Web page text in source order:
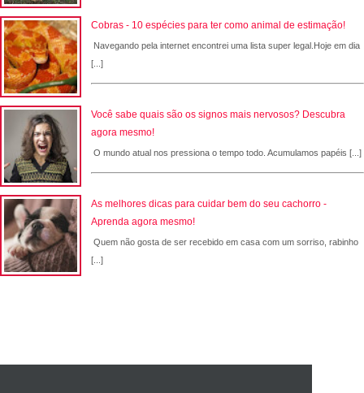
Cobras - 10 espécies para ter como animal de estimação!
Navegando pela internet encontrei uma lista super legal.Hoje em dia
[...]
Você sabe quais são os signos mais nervosos? Descubra
agora mesmo!
O mundo atual nos pressiona o tempo todo. Acumulamos papéis [...]
As melhores dicas para cuidar bem do seu cachorro -
Aprenda agora mesmo!
Quem não gosta de ser recebido em casa com um sorriso, rabinho
[...]